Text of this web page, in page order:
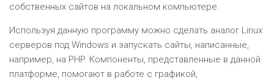
собственных сайтов на локальном компьютере.
Используя данную программу можно сделать аналог Linux
серверов под Windows и запускать сайты, написанные,
например, на PHP. Компоненты, представленные в данной
платформе, помогают в работе с графикой,